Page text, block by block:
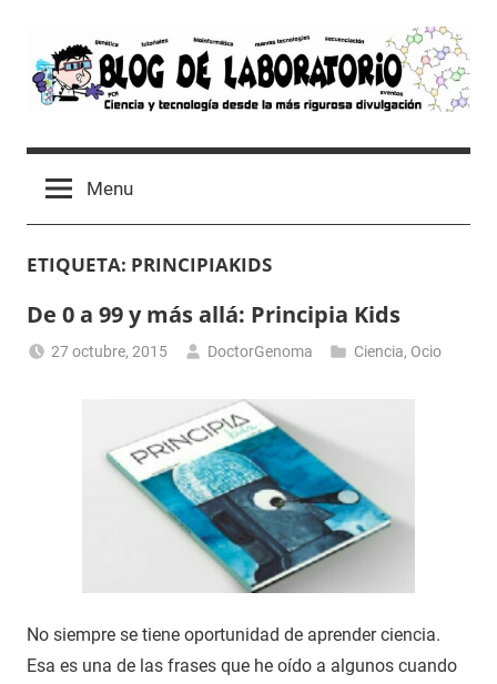
content
Blog
de
Laboratorio
Tutoriales,
Ocio
un
Laboratorio
Menu
ETIQUETA: PRINCIPIAKIDS
De 0 a 99 y más allá: Principia Kids
27 octubre, 2015 DoctorGenoma Ciencia, Ocio
No siempre se tiene oportunidad de aprender ciencia.
Esa es una de las frases que he oído a algunos cuando